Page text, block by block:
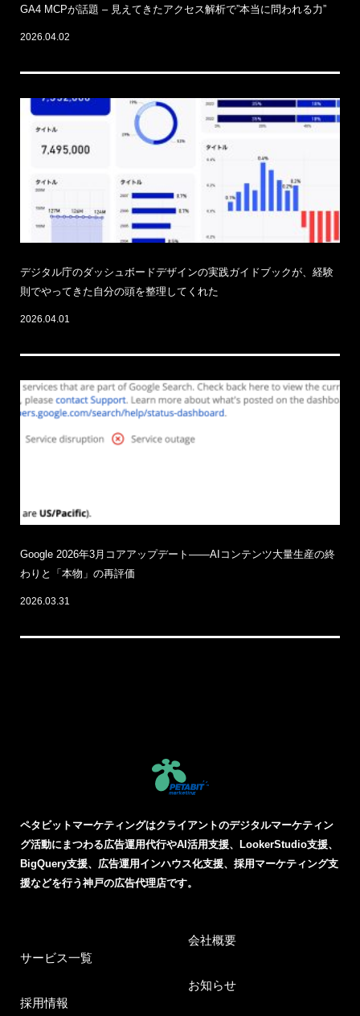
GA4 MCPが話題 – 見えてきたアクセス解析で”本当に問われる力”
2026.04.02
デジタル庁のダッシュボードデザインの実践ガイドブックが、経験
則でやってきた自分の頭を整理してくれた
2026.04.01
Google 2026年3月コアアップデート——AIコンテンツ大量生産の終
わりと「本物」の再評価
2026.03.31
サービス一覧
採用情報
会社概要
お知らせ
ペタビットマーケティングはクライアントのデジタルマーケティン
グ活動にまつわる広告運用代行やAI活用支援、LookerStudio支援、
BigQuery支援、広告運用インハウス化支援、採用マーケティング支
援などを行う神戸の広告代理店です。